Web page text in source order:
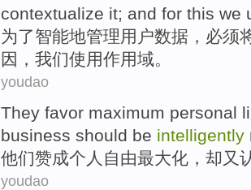
contextualize it; and for this we
为了智能地管理用户数据 ， 必须
因， 我们使用作用域。
youdao
They favor maximum personal
business should be intelligently
他们赞成个人 自由最大化 ， 却 又
youdao